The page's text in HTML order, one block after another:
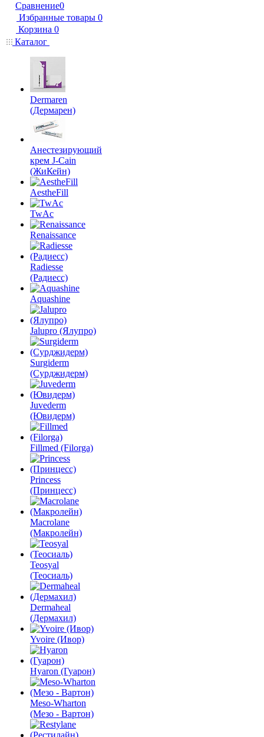
Сравнение0
Избранные товары 0
Корзина 0
Каталог
Dermaren
(Дермарен)
Анестезирующий
крем J-Cain
(ЖиКейн)
AestheFill
TwAc
Renaissance
Radiesse
(Радиесс)
Aquashine
Jalupro (Ялупро)
Surgiderm
(Сурджидерм)
Juvederm
(Ювидерм)
Fillmed (Filorga)
Princess
(Принцесс)
Macrolane
(Макролейн)
Teosyal
(Теосиаль)
Dermaheal
(Дермахил)
Yvoire (Ивор)
Hyaron (Гуарон)
Meso-Wharton
(Мезо - Вартон)